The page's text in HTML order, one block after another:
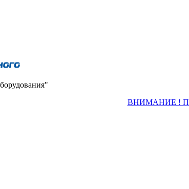
ВНИМАНИЕ !